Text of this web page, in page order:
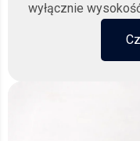
wyłącznie